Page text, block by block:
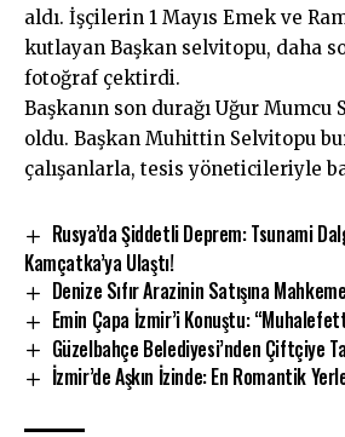
aldı. İşçilerin 1 Mayıs Emek ve
kutlayan Başkan selvitopu, daha
fotoğraf çektirdi.
Başkanın son durağı Uğur Mumcu
oldu. Başkan Muhittin Selvitopu
çalışanlarla, tesis yöneticileriyle
Rusya’da Şiddetli Deprem: Tsunami
Kamçatka’ya Ulaştı!
Denize Sıfır Arazinin Satışına
Emin Çapa İzmir’i Konuştu:
Güzelbahçe Belediyesi’nden Çiftçiye
İzmir’de Aşkın İzinde: En Romantik